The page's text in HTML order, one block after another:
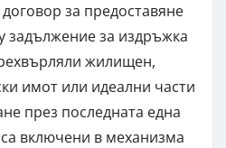
за предоставяне
задължение за издръжка
жилищен,
имот или идеални части
през последната една
включени в механизма